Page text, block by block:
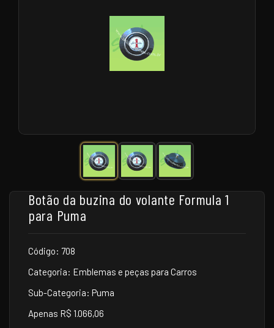
Botão da buzina do volante Formula 1
para Puma
Código: 708
Categoria: Emblemas e peças para Carros
Sub-Categoria: Puma
Apenas R$ 1.066,06